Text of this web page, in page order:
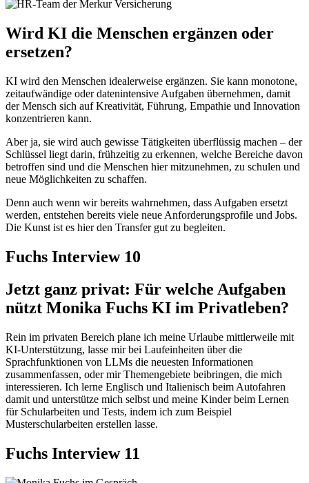
Wird KI die Menschen ergänzen oder
ersetzen?
KI wird den Menschen idealerweise ergänzen. Sie kann monotone,
zeitaufwändige oder datenintensive Aufgaben übernehmen, damit
der Mensch sich auf Kreativität, Führung, Empathie und Innovation
konzentrieren kann.
Aber ja, sie wird auch gewisse Tätigkeiten überflüssig machen – der
Schlüssel liegt darin, frühzeitig zu erkennen, welche Bereiche davon
betroffen sind und die Menschen hier mitzunehmen, zu schulen und
neue Möglichkeiten zu schaffen.
Denn auch wenn wir bereits wahrnehmen, dass Aufgaben ersetzt
werden, entstehen bereits viele neue Anforderungsprofile und Jobs.
Die Kunst ist es hier den Transfer gut zu begleiten.
Fuchs Interview 10
Jetzt ganz privat: Für welche Aufgaben
nützt Monika Fuchs KI im Privatleben?
Rein im privaten Bereich plane ich meine Urlaube mittlerweile mit
KI-Unterstützung, lasse mir bei Laufeinheiten über die
Sprachfunktionen von LLMs die neuesten Informationen
zusammenfassen, oder mir Themengebiete beibringen, die mich
interessieren. Ich lerne Englisch und Italienisch beim Autofahren
damit und unterstütze mich selbst und meine Kinder beim Lernen
für Schularbeiten und Tests, indem ich zum Beispiel
Musterschularbeiten erstellen lasse.
Fuchs Interview 11